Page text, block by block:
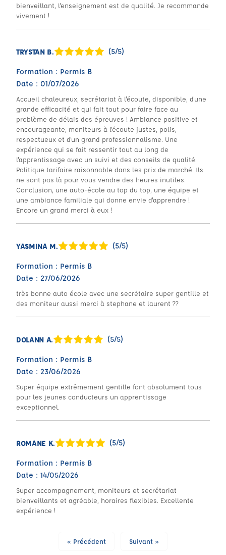
bienveillant, l'enseignement est de qualité. Je recommande
vivement !
TRYSTAN B. (5/5)
Formation : Permis B
Date : 01/07/2026
Accueil chaleureux, secrétariat à l'écoute, disponible, d'une
grande efficacité et qui fait tout pour faire face au
problème de délais des épreuves ! Ambiance positive et
encourageante, moniteurs à l'écoute justes, polis,
respectueux et d'un grand professionnalisme. Une
expérience qui se fait ressentir tout au long de
l'apprentissage avec un suivi et des conseils de qualité.
Politique tarifaire raisonnable dans les prix de marché. Ils
ne sont pas là pour vous vendre des heures inutiles.
Conclusion, une auto-école au top du top, une équipe et
une ambiance familiale qui donne envie d'apprendre !
Encore un grand merci à eux !
YASMINA M. (5/5)
Formation : Permis B
Date : 27/06/2026
très bonne auto école avec une secrétaire super gentille et
des moniteur aussi merci à stephane et laurent ??
DOLANN A. (5/5)
Formation : Permis B
Date : 23/06/2026
Super équipe extrêmement gentille font absolument tous
pour les jeunes conducteurs un apprentissage
exceptionnel.
ROMANE K. (5/5)
Formation : Permis B
Date : 14/05/2026
Super accompagnement, moniteurs et secrétariat
bienveillants et agréable, horaires flexibles. Excellente
expérience !
« Précédent Suivant »